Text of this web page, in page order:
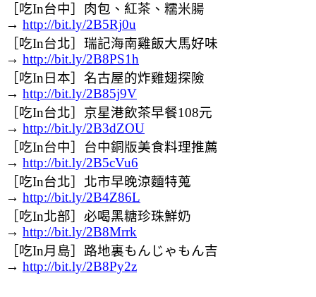
［吃In台中］肉包、紅茶、糯米腸
→ http://bit.ly/2B5Rj0u
［吃In台北］瑞記海南雞飯大馬好味
→ http://bit.ly/2B8PS1h
［吃In日本］名古屋的炸雞翅探險
→ http://bit.ly/2B85j9V
［吃In台北］京星港飲茶早餐108元
→ http://bit.ly/2B3dZOU
［吃In台中］台中銅版美食料理推薦
→ http://bit.ly/2B5cVu6
［吃In台北］北市早晚涼麵特蒐
→ http://bit.ly/2B4Z86L
［吃In北部］必喝黑糖珍珠鮮奶
→ http://bit.ly/2B8Mrrk
［吃In月島］路地裏もんじゃもん吉
→ http://bit.ly/2B8Py2z